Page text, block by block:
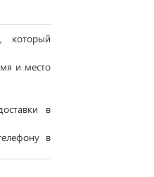
который
и место
в
в